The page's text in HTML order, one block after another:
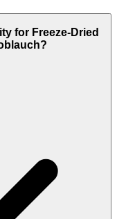
for Freeze-Dried